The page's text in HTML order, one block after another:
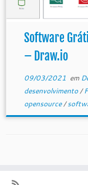
Software
– Draw.io
09/03/2021 em
desenvolvimento/
opensource/